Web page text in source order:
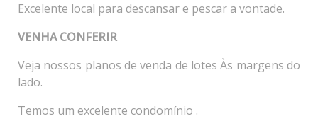
Excelente local para descansar e pescar a vontade.
VENHA CONFERIR
Veja nossos planos de venda de lotes Às margens do
lado.
Temos um excelente condomínio .